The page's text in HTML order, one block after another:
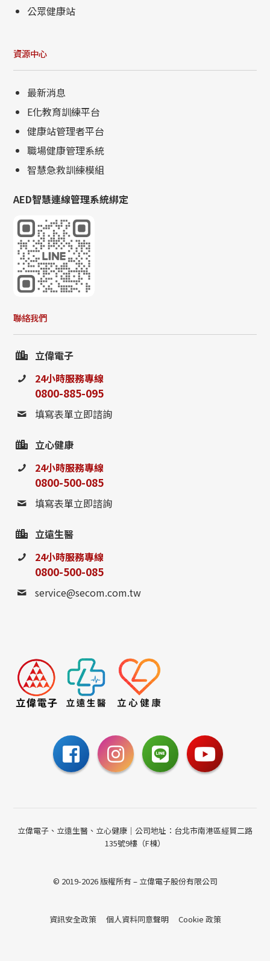
0800-885-095
請至聯絡我們填寫表單，
公眾健康站
資源中心
最新消息
E化教育訓練平台
健康站管理者平台
職場健康管理系統
智慧急救訓練模組
AED智慧連線管理系統綁定
聯絡我們
立偉電子
24小時服務專線
0800-885-095
填寫表單立即諮詢
立心健康
24小時服務專線
0800-500-085
填寫表單立即諮詢
立遠生醫
24小時服務專線
0800-500-085
service@secom.com.tw
立偉電子、立遠生醫、立心健康｜公司地址：台北市南港區經貿二路
135號9樓（F棟）
© 2019-2026 版權所有 – 立偉電子股份有限公司
資訊安全政策 個人資料同意聲明 Cookie 政策